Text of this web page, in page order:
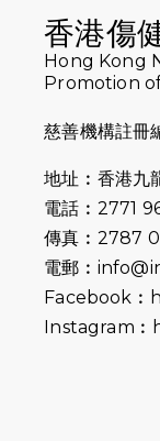
香港傷
Hong Kong
Promotion
慈善機構註冊
地址︰香港九
電話︰2771
傳真︰2787
電郵︰
Facebook︰
Instagram︰